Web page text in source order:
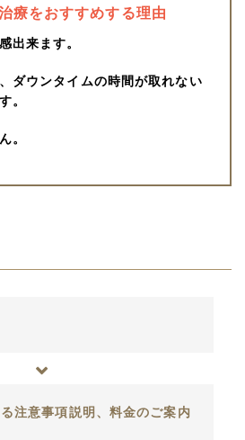
療をおすすめする理由
出来ます。
ダウンタイムの時間が取れない
。
。
注意事項説明、料金のご案内